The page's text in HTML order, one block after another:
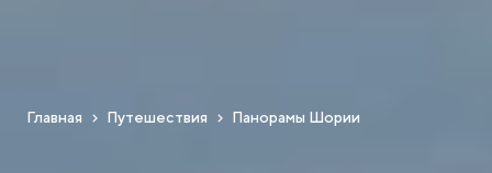
Главная Путешествия Панорамы Шории